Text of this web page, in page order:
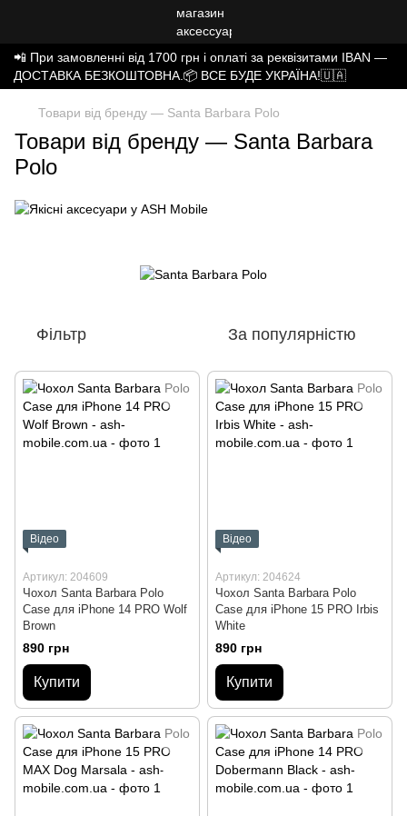
📲 При замовленні від 1700 грн і оплаті за реквізитами IBAN —
ДОСТАВКА БЕЗКОШТОВНА.📦 ВСЕ БУДЕ УКРАЇНА!🇺🇦
Товари від бренду — Santa Barbara Polo
Товари від бренду — Santa Barbara
Polo
Фільтр За популярністю
Відео
Артикул: 204609
Чохол Santa Barbara Polo
Case для iPhone 14 PRO Wolf
Brown
890 грн
Купити
Відео
Артикул: 204624
Чохол Santa Barbara Polo
Case для iPhone 15 PRO Irbis
White
890 грн
Купити